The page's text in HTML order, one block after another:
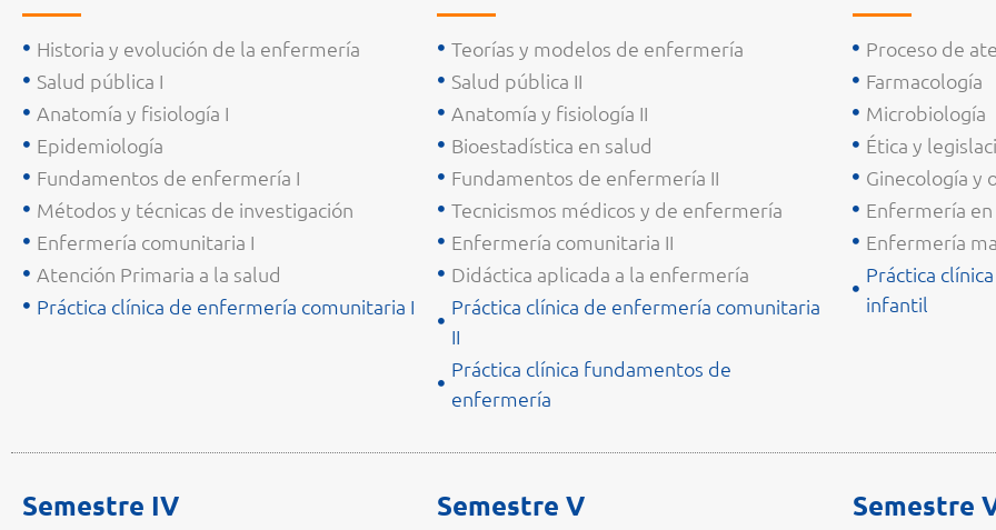
Historia y evolución de la enfermería
Salud pública I
Anatomía y fisiología I
Epidemiología
Fundamentos de enfermería I
Métodos y técnicas de investigación
Enfermería comunitaria I
Atención Primaria a la salud
Práctica clínica de enfermería comunitaria I
Teorías y modelos de enfermería
Salud pública II
Anatomía y fisiología II
Bioestadística en salud
Fundamentos de enfermería II
Tecnicismos médicos y de enfermería
Enfermería comunitaria II
Didáctica aplicada a la enfermería
Práctica clínica de enfermería comunitaria
II
Práctica clínica fundamentos de
enfermería
Proceso de
Farmacología
Microbiología
Ética y
Ginecología y
Enfermería
Enfermería
Práctica
infantil
Semestre IV Semestre V Semestre